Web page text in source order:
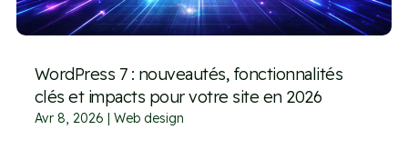
WordPress 7 : nouveautés, fonctionnalités
clés et impacts pour votre site en 2026
Avr 8, 2026 | Web design